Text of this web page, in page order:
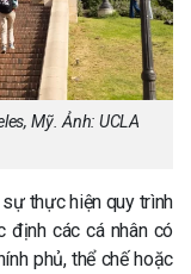
Mỹ. Ảnh: UCLA
thực hiện quy trình
định các cá nhân có
phủ, thể chế hoặc